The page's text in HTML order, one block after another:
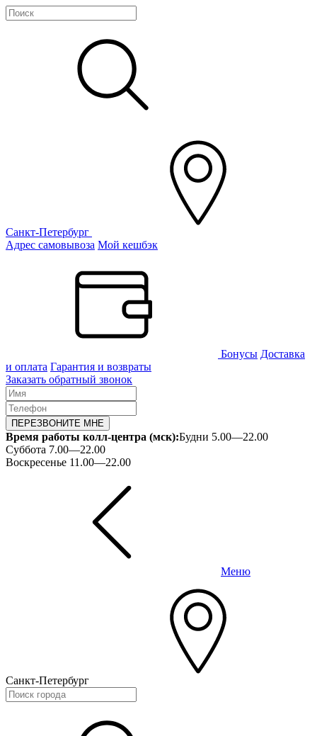
Санкт-Петербург
Адрес самовывоза Мой кешбэк
Бонусы Доставка
и оплата Гарантия и возвраты
Заказать обратный звонок
ПЕРЕЗВОНИТЕ МНЕ
Время работы колл-центра (мск):Будни 5.00—22.00
Суббота 7.00—22.00
Воскресенье 11.00—22.00
Меню
Санкт-Петербург